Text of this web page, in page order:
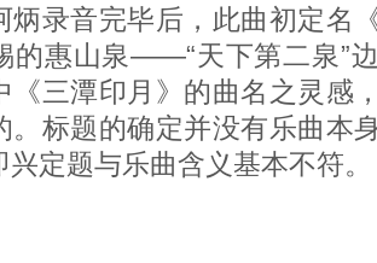
炳录音完毕后，此曲初定名
的惠山泉——“天下第二泉”
《三潭印月》的曲名之灵感
。标题的确定并没有乐曲本
定题与乐曲含义基本不符。